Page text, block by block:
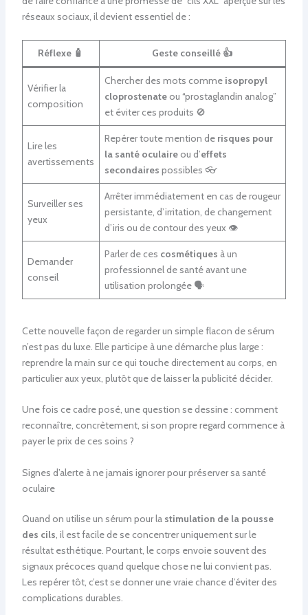
réseaux sociaux, il devient essentiel de :
Réflexe 🧴 Geste conseillé 👍
Vérifier la
composition
Chercher des mots comme isopropyl
cloprostenateou “prostaglandin analog”
et éviter ces produits 🚫
Lire les
avertissements
Repérer toute mention de risques pour
la santé oculaireou d’effets
secondaires possibles 👓
Surveiller ses
yeux
Arrêter immédiatement en cas de rougeur
persistante, d’irritation, de changement
d’iris ou de contour des yeux 👁️
Demander
conseil
Parler de ces cosmétiques à un
professionnel de santé avant une
utilisation prolongée 🗣️
Cette nouvelle façon de regarder un simple flacon de sérum
n’est pas du luxe. Elle participe à une démarche plus large :
reprendre la main sur ce qui touche directement au corps, en
particulier aux yeux, plutôt que de laisser la publicité décider.
Une fois ce cadre posé, une question se dessine : comment
reconnaître, concrètement, si son propre regard commence à
payer le prix de ces soins ?
Signes d’alerte à ne jamais ignorer pour préserver sa santé
oculaire
Quand on utilise un sérum pour la stimulation de la pousse
des cils, il est facile de se concentrer uniquement sur le
résultat esthétique. Pourtant, le corps envoie souvent des
signaux précoces quand quelque chose ne lui convient pas.
Les repérer tôt, c’est se donner une vraie chance d’éviter des
complications durables.